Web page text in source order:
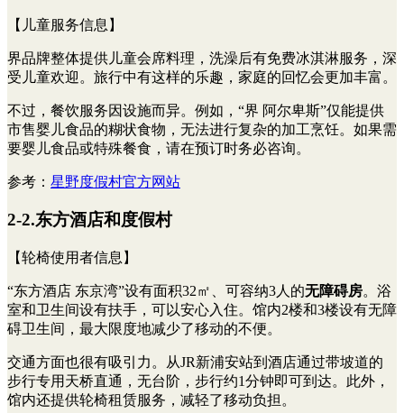
【儿童服务信息】
界品牌整体提供儿童会席料理，洗澡后有免费冰淇淋服务，深
受儿童欢迎。旅行中有这样的乐趣，家庭的回忆会更加丰富。
不过，餐饮服务因设施而异。例如，“界 阿尔卑斯”仅能提供
市售婴儿食品的糊状食物，无法进行复杂的加工烹饪。如果需
要婴儿食品或特殊餐食，请在预订时务必咨询。
参考： 星野度假村官方网站
2-2.东方酒店和度假村
【轮椅使用者信息】
“东方酒店 东京湾”设有面积32㎡、可容纳3人的无障碍房。浴
室和卫生间设有扶手，可以安心入住。馆内2楼和3楼设有无障
碍卫生间，最大限度地减少了移动的不便。
交通方面也很有吸引力。从JR新浦安站到酒店通过带坡道的
步行专用天桥直通，无台阶，步行约1分钟即可到达。此外，
馆内还提供轮椅租赁服务，减轻了移动负担。